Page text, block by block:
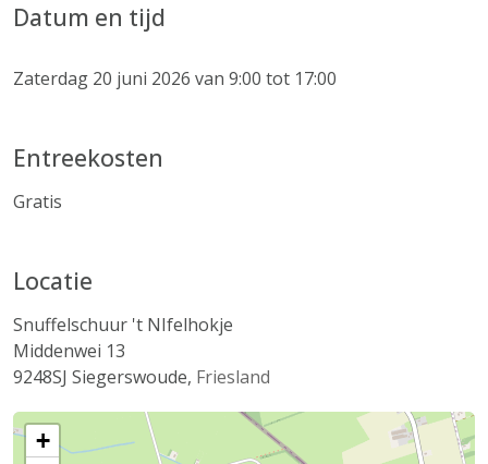
Datum en tijd
Zaterdag 20 juni 2026 van 9:00 tot 17:00
Entreekosten
Gratis
Locatie
Snuffelschuur 't NIfelhokje
Middenwei 13
9248SJ Siegerswoude, Friesland
+